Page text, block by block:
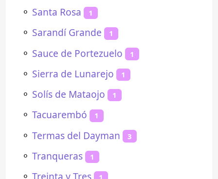
⚬ Santa Rosa 1
⚬ Sarandí Grande 1
⚬ Sauce de Portezuelo 1
⚬ Sierra de Lunarejo 1
⚬ Solís de Mataojo 1
⚬ Tacuarembó 1
⚬ Termas del Dayman 3
⚬ Tranqueras 1
⚬ Treinta y Tres 1